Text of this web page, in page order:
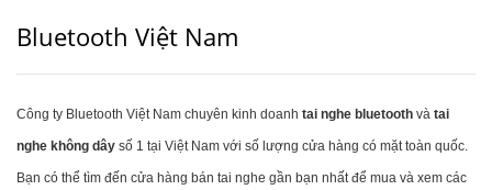
Bluetooth Việt Nam
Công ty Bluetooth Việt Nam chuyên kinh doanh tai nghe bluetooth và tai
nghe không dây số 1 tại Việt Nam với số lượng cửa hàng có mặt toàn quốc.
Bạn có thể tìm đến cửa hàng bán tai nghe gần bạn nhất để mua và xem các